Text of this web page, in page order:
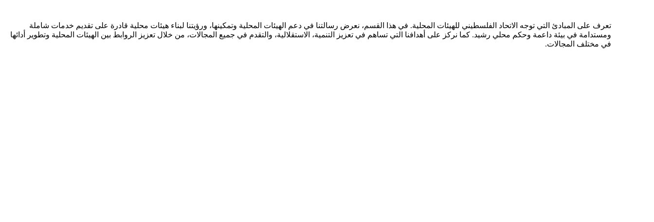
تعرف على المبادئ التي توجه الاتحاد الفلسطيني للهيئات المحلية. في هذا القسم، نعرض رسالتنا في دعم الهيئات المحلية وتمكينها، ورؤيتنا لبناء هيئات محلية قادرة على تقديم خدمات شاملة
ومستدامة في بيئة داعمة وحكم محلي رشيد. كما نركز على أهدافنا التي تساهم في تعزيز التنمية، الاستقلالية، والتقدم في جميع المجالات، من خلال تعزيز الروابط بين الهيئات المحلية وتطوير أدائها
في مختلف المجالات.